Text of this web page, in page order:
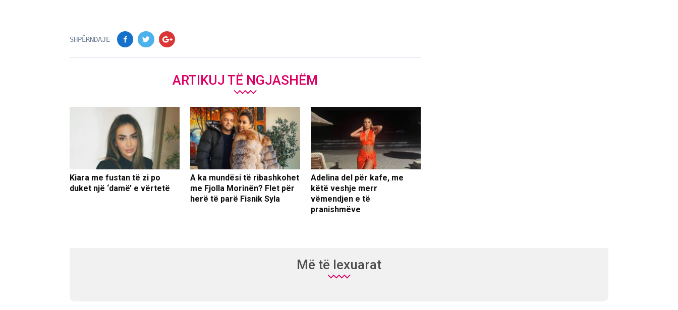
SHPËRNDAJE
ARTIKUJ TË NGJASHËM
Kiara me fustan të zi po
duket një ‘damë’ e vërtetë
A ka mundësi të ribashkohet
me Fjolla Morinën? Flet për
herë të parë Fisnik Syla
Adelina del për kafe, me
këtë veshje merr
vëmendjen e të
pranishmëve
Më të lexuarat